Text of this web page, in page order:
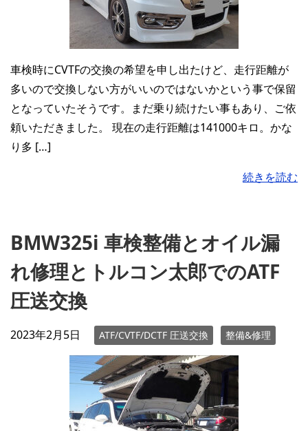
車検時にCVTFの交換の希望を申し出たけど、走行距離が
多いので交換しない方がいいのではないかという事で保留
となっていたそうです。まだ乗り続けたい事もあり、ご依
頼いただきました。 現在の走行距離は141000キロ。かな
り多 […]
続きを読む
BMW325i 車検整備とオイル漏
れ修理とトルコン太郎でのATF
圧送交換
2023年2月5日 ATF/CVTF/DCTF 圧送交換 整備&修理